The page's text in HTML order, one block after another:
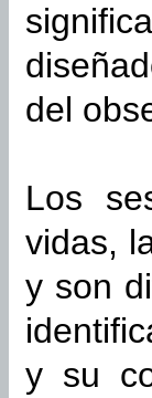
del
Los
vidas,
y son
y su